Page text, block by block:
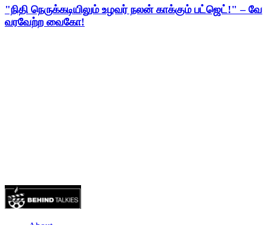
"நிதி நெருக்கடியிலும் உழவர் நலன் காக்கும் பட்ஜெட்!" –
வரவேற்ற வைகோ!